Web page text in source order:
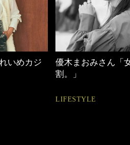
女の時間
40代の小顔メイク